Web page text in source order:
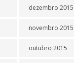
dezembro 2015
novembro 2015
outubro 2015